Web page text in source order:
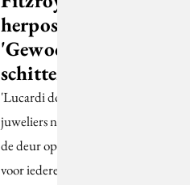
herpositionering
'Gewoon
schitterend'
'Lucardi doet wat grote
juweliers niet durven:
de deur openzetten
voor iedereen. Ons